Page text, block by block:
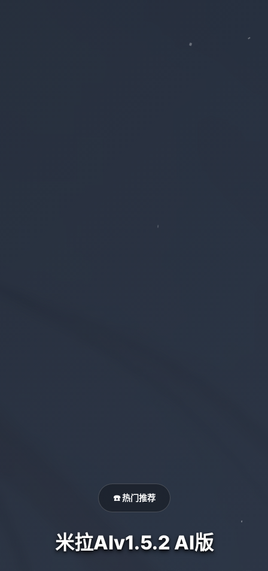
☎️ 热门推荐
米拉AIv1.5.2 AI版